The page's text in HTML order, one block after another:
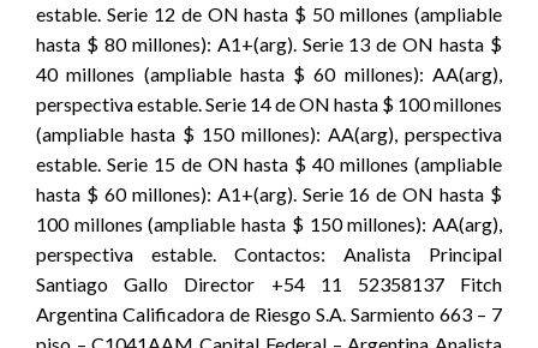
estable. Serie 12 de ON hasta $ 50 millones (ampliable
hasta $ 80 millones): A1+(arg). Serie 13 de ON hasta $
40 millones (ampliable hasta $ 60 millones): AA(arg),
perspectiva estable. Serie 14 de ON hasta $ 100 millones
(ampliable hasta $ 150 millones): AA(arg), perspectiva
estable. Serie 15 de ON hasta $ 40 millones (ampliable
hasta $ 60 millones): A1+(arg). Serie 16 de ON hasta $
100 millones (ampliable hasta $ 150 millones): AA(arg),
perspectiva estable. Contactos: Analista Principal
Santiago Gallo Director +54 11 52358137 Fitch
Argentina Calificadora de Riesgo S.A. Sarmiento 663 – 7